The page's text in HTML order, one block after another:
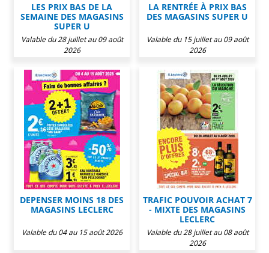
LES PRIX BAS DE LA
SEMAINE DES MAGASINS
SUPER U
Valable du 28 juillet au 09 août
2026
LA RENTRÉE À PRIX BAS
DES MAGASINS SUPER U
Valable du 15 juillet au 09 août
2026
DEPENSER MOINS 18 DES
MAGASINS LECLERC
Valable du 04 au 15 août 2026
TRAFIC POUVOIR ACHAT 7
- MIXTE DES MAGASINS
LECLERC
Valable du 28 juillet au 08 août
2026